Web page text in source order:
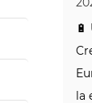
a
la